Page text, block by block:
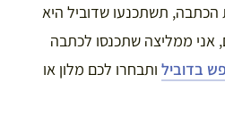
תשתכנעו שדוביל היא
אני ממליצה שתכנסו לכתבה
בדוביל ותבחרו לכם מלון או